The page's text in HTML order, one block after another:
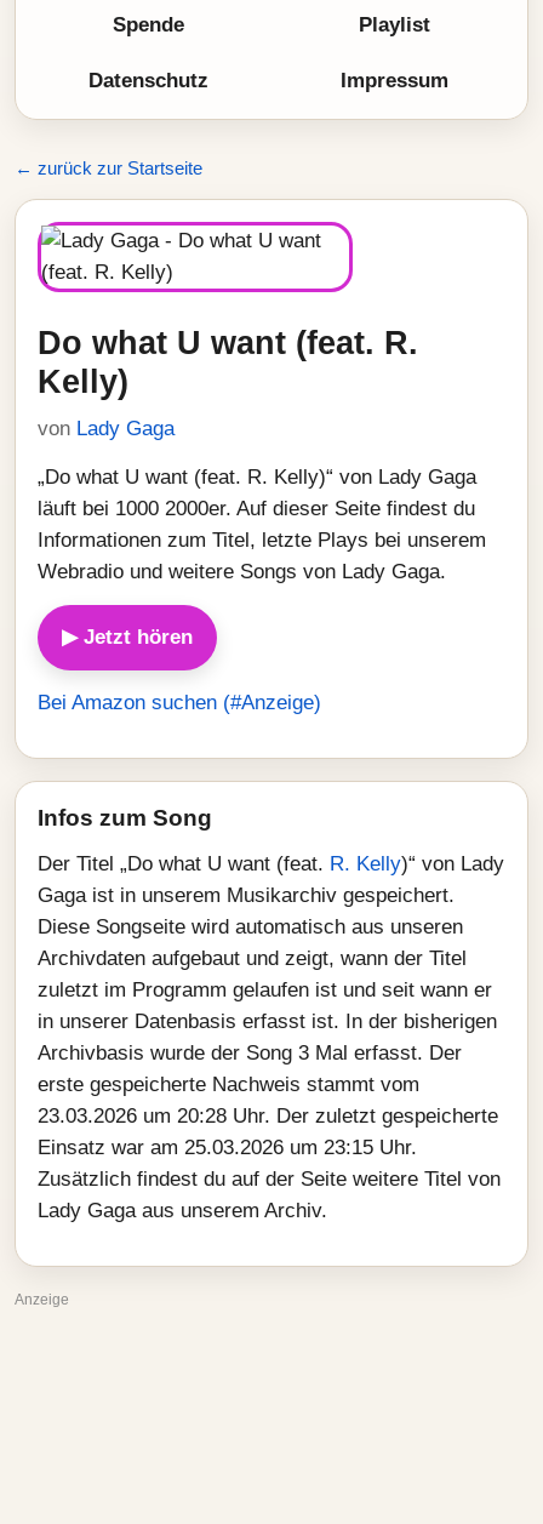
Spende Playlist
Datenschutz Impressum
← zurück zur Startseite
Do what U want (feat. R.
Kelly)
von Lady Gaga
„Do what U want (feat. R. Kelly)“ von Lady Gaga
läuft bei 1000 2000er. Auf dieser Seite findest du
Informationen zum Titel, letzte Plays bei unserem
Webradio und weitere Songs von Lady Gaga.
▶ Jetzt hören
Bei Amazon suchen (#Anzeige)
Infos zum Song
Der Titel „Do what U want (feat. R. Kelly)“ von Lady
Gaga ist in unserem Musikarchiv gespeichert.
Diese Songseite wird automatisch aus unseren
Archivdaten aufgebaut und zeigt, wann der Titel
zuletzt im Programm gelaufen ist und seit wann er
in unserer Datenbasis erfasst ist. In der bisherigen
Archivbasis wurde der Song 3 Mal erfasst. Der
erste gespeicherte Nachweis stammt vom
23.03.2026 um 20:28 Uhr. Der zuletzt gespeicherte
Einsatz war am 25.03.2026 um 23:15 Uhr.
Zusätzlich findest du auf der Seite weitere Titel von
Lady Gaga aus unserem Archiv.
Anzeige